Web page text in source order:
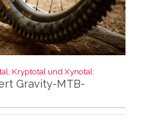
Kryptotal und Xynotal:
Gravity-MTB-